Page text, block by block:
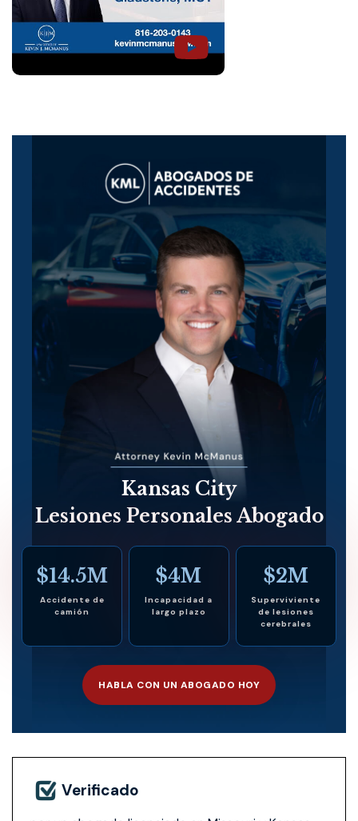
Kansas City
Lesiones Personales Abogado
$14.5M
Accidente de
camión
$4M
Incapacidad a
largo plazo
$2M
Superviviente
de lesiones
cerebrales
HABLA CON UN ABOGADO HOY
Verificado